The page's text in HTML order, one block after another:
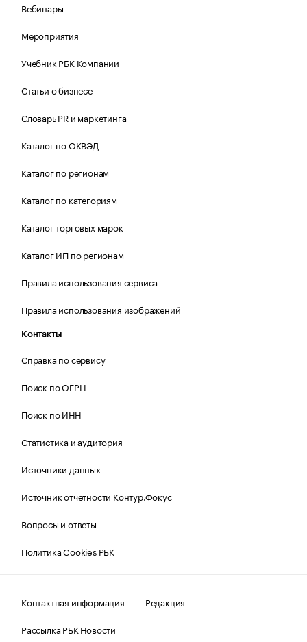
Вебинары
Мероприятия
Учебник РБК Компании
Статьи о бизнесе
Словарь PR и маркетинга
Каталог по ОКВЭД
Каталог по регионам
Каталог по категориям
Каталог торговых марок
Каталог ИП по регионам
Правила использования сервиса
Правила использования изображений
Контакты
Справка по сервису
Поиск по ОГРН
Поиск по ИНН
Статистика и аудитория
Источники данных
Источник отчетности Контур.Фокус
Вопросы и ответы
Политика Cookies РБК
Контактная информация
Редакция
Рассылка РБК Новости